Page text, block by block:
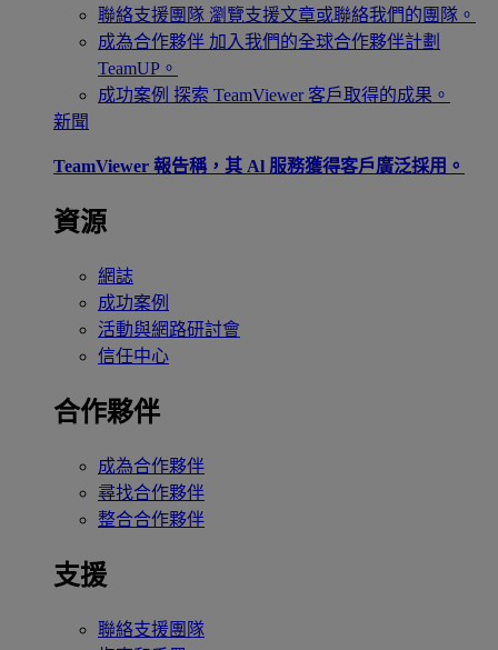
聯絡支援團隊 瀏覽支援文章或聯絡我們的團隊。
成為合作夥伴 加入我們的全球合作夥伴計劃
TeamUP。
成功案例 探索 TeamViewer 客戶取得的成果。
新聞
TeamViewer 報告稱，其 Al 服務獲得客戶廣泛採用。
資源
網誌
成功案例
活動與網路研討會
信任中心
合作夥伴
成為合作夥伴
尋找合作夥伴
整合合作夥伴
支援
聯絡支援團隊